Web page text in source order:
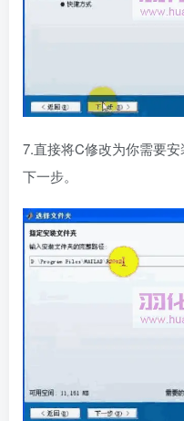
7.直接将C修改为你需要
下一步。